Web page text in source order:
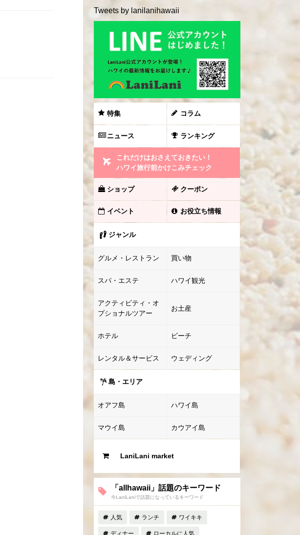
Tweets by lanilanihawaii
特集 コラム
ニュース ランキング
これだけはおさえておきたい！
ハワイ旅行前かけこみチェック
ショップ クーポン
イベント お役立ち情報
ジャンル
グルメ・レストラン 買い物
スパ・エステ ハワイ観光
アクティビティ・オ
プショナルツアー
お土産
ホテル ビーチ
レンタル＆サービス ウェディング
島・エリア
オアフ島 ハワイ島
マウイ島 カウアイ島
LaniLani market
「allhawaii」話題のキーワード
今LaniLaniで話題になっているキーワード
人気 ランチ ワイキキ
ディナー ローカルに人気